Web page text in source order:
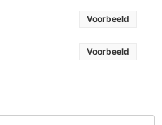
Voorbeeld
Voorbeeld